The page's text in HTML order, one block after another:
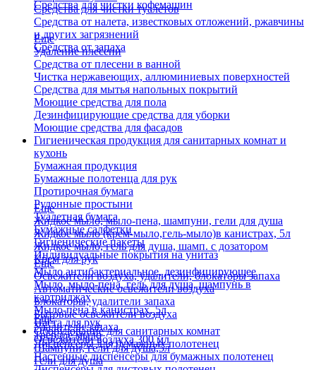
Средства для чистки кофемашин
Средства для чистки туалетов
Средства от налета, известковых отложений, ржавчины
и других загрязнений
Средства от запаха
Еще
Удаление плесени
Средства от плесени в ванной
Чистка нержавеющих, аллюминиевых поверхностей
Средства для мытья напольных покрытий
Моющие средства для пола
Дезинфицирующие средства для уборки
Моющие средства для фасадов
Гигиеническая продукция для санитарных комнат и
кухонь
Бумажная продукция
Бумажные полотенца для рук
Протирочная бумага
Рулонные простыни
Туалетная бумага
Бумажные салфетки
Гигиенические пакеты
Индивидуальные покрытия на унитаз
Еще
Жидкое мыло, мыло-пена, шампуни, гели для душа
Жидкое мыло (крем-мыло,гель-мыло)в канистрах, 5л
Жидкое мыло, гель для душа, шамп. с дозатором
Крем для рук
Мыло антибактериальное, дезинфицирующее
Мыло, мыло-пена, гель для душа, шампунь в
картриджах
Мыло-пена в канистрах, 5л
Паста для рук
Твердое мыло
Шампуни, гели для душа,5л
Гели для душа
Еще
Освежители воздуха, удалители, блокаторы запаха
Автоматические освежители воздуха
Блокаторы, удалители запаха
Бытовые освежители воздуха
Удалители запаха
Освежители воздуха 300 мл
Еще
Оборудование для санитарных комнат
Диспенсеры для бумажных полотенец
Настенные диспенсеры для бумажных полотенец